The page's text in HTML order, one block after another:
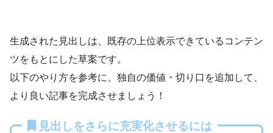
生成された見出しは、既存の上位表示できているコンテン
ツをもとにした草案です。
以下のやり方を参考に、独自の価値・切り口を追加して、
より良い記事を完成させましょう！
見出しをさらに充実化させるには